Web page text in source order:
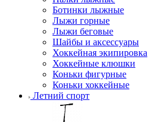
Ботинки лыжные
Лыжи горные
Лыжи беговые
Шайбы и аксессуары
Хоккейная экипировка
Хоккейные клюшки
Коньки фигурные
Коньки хоккейные
Летний спорт